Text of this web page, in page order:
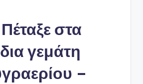
στα
γεμάτη
–